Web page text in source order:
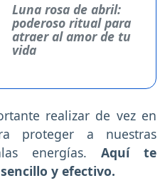
Luna rosa de abril:
poderoso ritual para
atraer al amor de tu
vida
realizar de vez en
proteger a nuestras
energías.Aquí te
y efectivo.